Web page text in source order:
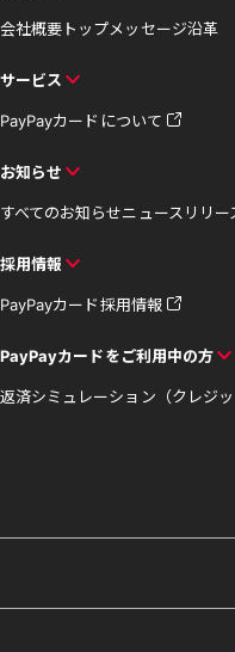
会社概要 トップメッセージ沿革
サービス
PayPayカードについて
お知らせ
すべてのお知らせニュースリリー
採用情報
PayPayカード採用情報
PayPayカードをご利用中の方
返済シミュレーション（クレジッ